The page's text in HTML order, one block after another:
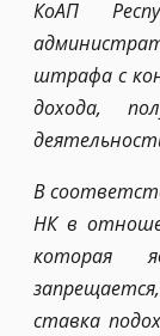
КоАП
штрафа с
дохода,
В
НК в
которая
ставка